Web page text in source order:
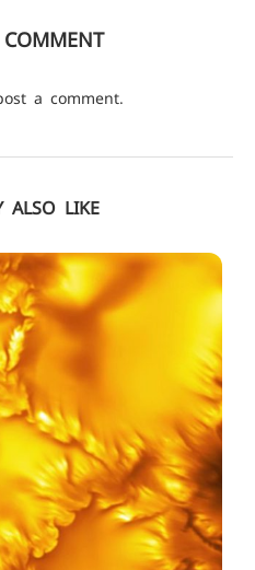
a comment.
ALSO LIKE